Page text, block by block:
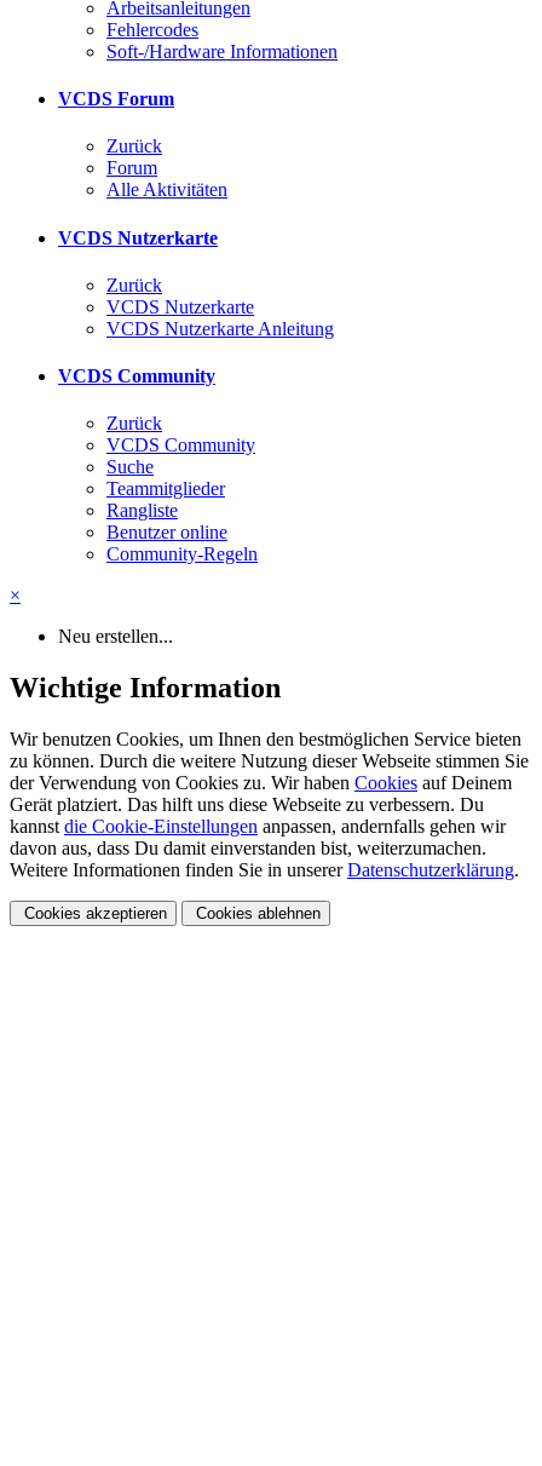
Arbeitsanleitungen
Fehlercodes
Soft-/Hardware Informationen
VCDS Forum
Zurück
Forum
Alle Aktivitäten
VCDS Nutzerkarte
Zurück
VCDS Nutzerkarte
VCDS Nutzerkarte Anleitung
VCDS Community
Zurück
VCDS Community
Suche
Teammitglieder
Rangliste
Benutzer online
Community-Regeln
×
Neu erstellen...
Wichtige Information
Wir benutzen Cookies, um Ihnen den bestmöglichen Service bieten
zu können. Durch die weitere Nutzung dieser Webseite stimmen Sie
der Verwendung von Cookies zu. Wir haben Cookies auf Deinem
Gerät platziert. Das hilft uns diese Webseite zu verbessern. Du
kannst die Cookie-Einstellungen anpassen, andernfalls gehen wir
davon aus, dass Du damit einverstanden bist, weiterzumachen.
Weitere Informationen finden Sie in unsererDatenschutzerklärung.
Cookies akzeptieren Cookies ablehnen